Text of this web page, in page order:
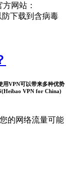
网站：
防下载到含病毒
用VPN可以带来多种优势
VPN for China)
的网络流量可能